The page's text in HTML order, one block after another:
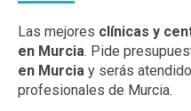
Las mejores clínicas y
en Murcia. Pide
en Murcia y serás
profesionales de Murcia.